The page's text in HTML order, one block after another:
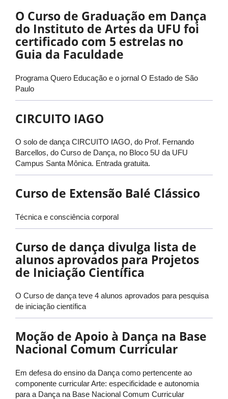
O Curso de Graduação em Dança
do Instituto de Artes da UFU foi
certificado com 5 estrelas no
Guia da Faculdade
Programa Quero Educação e o jornal O Estado de São
Paulo
CIRCUITO IAGO
O solo de dança CIRCUITO IAGO, do Prof. Fernando
Barcellos, do Curso de Dança, no Bloco 5U da UFU
Campus Santa Mônica. Entrada gratuita.
Curso de Extensão Balé Clássico
Técnica e consciência corporal
Curso de dança divulga lista de
alunos aprovados para Projetos
de Iniciação Científica
O Curso de dança teve 4 alunos aprovados para pesquisa
de iniciação científica
Moção de Apoio à Dança na Base
Nacional Comum Curricular
Em defesa do ensino da Dança como pertencente ao
componente curricular Arte: especificidade e autonomia
para a Dança na Base Nacional Comum Curricular